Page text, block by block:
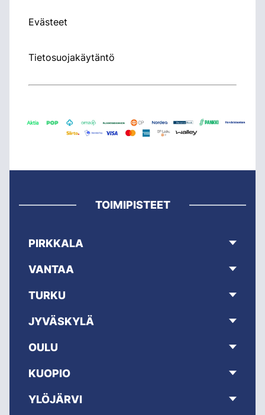
Evästeet
Tietosuojakäytäntö
TOIMIPISTEET
PIRKKALA
VANTAA
TURKU
JYVÄSKYLÄ
OULU
KUOPIO
YLÖJÄRVI